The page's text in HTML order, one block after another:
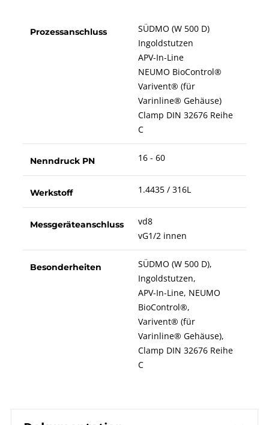
Prozessanschluss
SÜDMO (W 500 D)
Ingoldstutzen
APV-In-Line
NEUMO BioControl®
Varivent® (für
Varinline® Gehäuse)
Clamp DIN 32676 Reihe
C
Nenndruck PN 16 - 60
Werkstoff 1.4435 / 316L
Messgeräteanschluss
vd8
vG1/2 innen
Besonderheiten
SÜDMO (W 500 D),
Ingoldstutzen,
APV-In-Line, NEUMO
BioControl®,
Varivent® (für
Varinline® Gehäuse),
Clamp DIN 32676 Reihe
C